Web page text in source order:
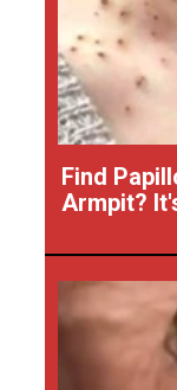
Find
Armpit?